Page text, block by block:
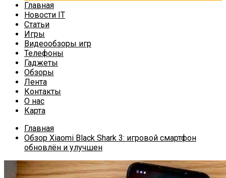
Главная
Новости IT
Статьи
Игры
Видеообзоры игр
Телефоны
Гаджеты
Обзоры
Лента
Контакты
О нас
Карта
Главная
Обзор Xiaomi Black Shark 3: игровой смартфон
обновлён и улучшен